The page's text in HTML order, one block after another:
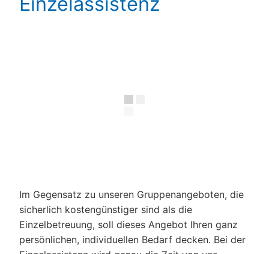
Im Gegensatz zu unseren Gruppenangeboten, die
sicherlich kostengünstiger sind als die
Einzelbetreuung, soll dieses Angebot Ihren ganz
persönlichen, individuellen Bedarf decken. Bei der